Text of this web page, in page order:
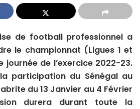
de football professionnel a
le championnat (Ligues 1 et
journée de l’exercice 2022-23.
participation du Sénégal au
abrite du 13 Janvier au 4 Février
durera durant toute la